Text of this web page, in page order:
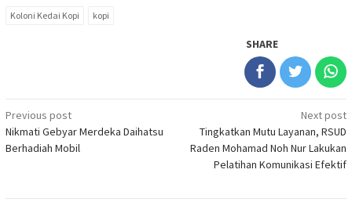
Koloni Kedai Kopi kopi
SHARE
Post
navigation
Previous post
Nikmati Gebyar Merdeka Daihatsu
Berhadiah Mobil
Next post
Tingkatkan Mutu Layanan, RSUD
Raden Mohamad Noh Nur Lakukan
Pelatihan Komunikasi Efektif